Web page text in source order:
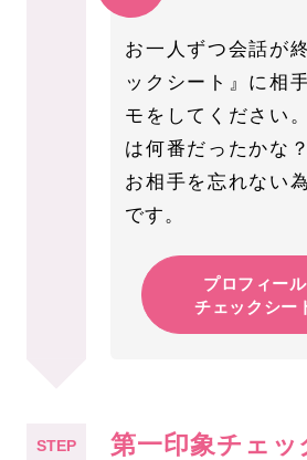
お一人ずつ会話が
ックシート』に相
モをしてください
は何番だったかな
お相手を忘れない
です。
プロフィー
チェックシー
STEP 第一印象チェッ